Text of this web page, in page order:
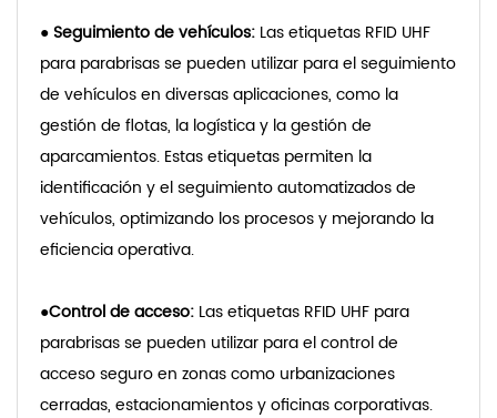
●Seguimiento de vehículos: Las etiquetas RFID UHF
para parabrisas se pueden utilizar para el seguimiento
de vehículos en diversas aplicaciones, como la
gestión de flotas, la logística y la gestión de
aparcamientos. Estas etiquetas permiten la
identificación y el seguimiento automatizados de
vehículos, optimizando los procesos y mejorando la
eficiencia operativa.
●Control de acceso: Las etiquetas RFID UHF para
parabrisas se pueden utilizar para el control de
acceso seguro en zonas como urbanizaciones
cerradas, estacionamientos y oficinas corporativas.